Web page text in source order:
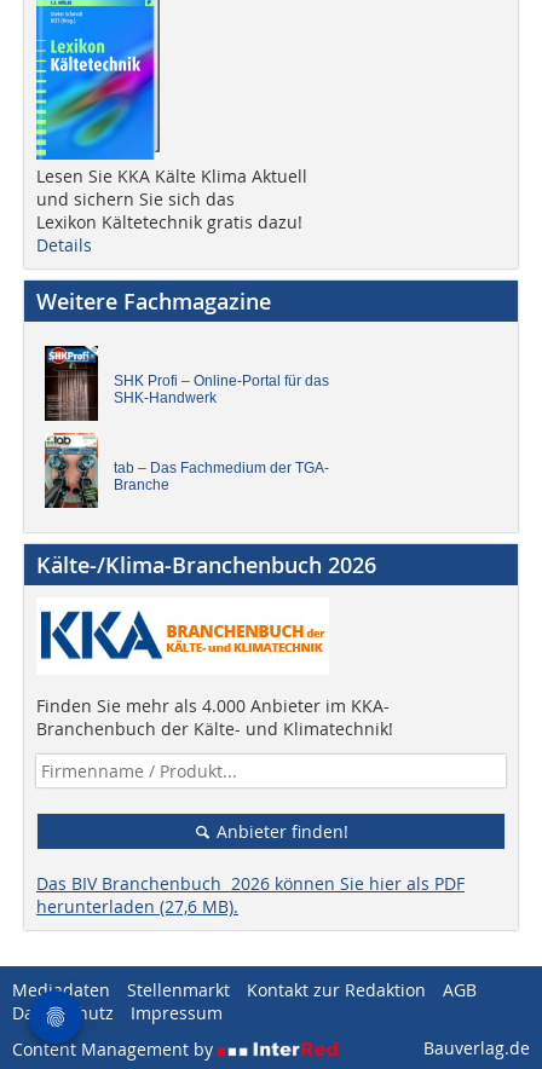
Lesen Sie KKA Kälte Klima Aktuell
und sichern Sie sich das
Lexikon Kältetechnik gratis dazu!
Details
Weitere Fachmagazine
SHK Profi – Online-Portal für das
SHK-Handwerk
tab – Das Fachmedium der TGA-
Branche
Kälte-/Klima-Branchenbuch 2026
Finden Sie mehr als 4.000 Anbieter im KKA-
Branchenbuch der Kälte- und Klimatechnik!
Anbieter finden!
Das BIV Branchenbuch 2026 können Sie hier als PDF
herunterladen (27,6 MB).
Mediadaten Stellenmarkt Kontakt zur Redaktion
AGB
Datenschutz
Impressum
Content Management by
Bauverlag.de